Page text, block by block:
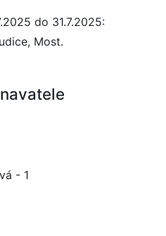
do 31.7.2025:
Most.
- 1